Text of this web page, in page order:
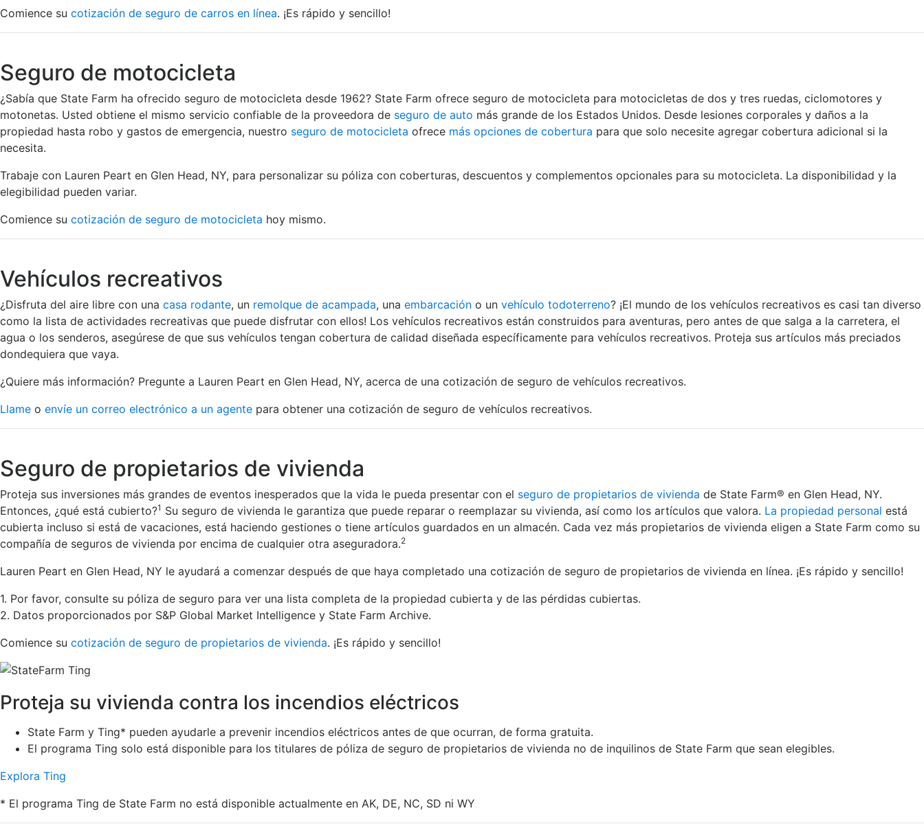
Comience su cotización de seguro de carros en línea. ¡Es rápido y sencillo!
Seguro de motocicleta
¿Sabía que State Farm ha ofrecido seguro de motocicleta desde 1962? State Farm ofrece seguro de motocicleta para motocicletas de dos y tres ruedas, ciclomotores y
motonetas. Usted obtiene el mismo servicio confiable de la proveedora de seguro de auto más grande de los Estados Unidos. Desde lesiones corporales y daños a la
propiedad hasta robo y gastos de emergencia, nuestro seguro de motocicleta ofrece más opciones de cobertura para que solo necesite agregar cobertura adicional si la
necesita.
Trabaje con Lauren Peart en Glen Head, NY, para personalizar su póliza con coberturas, descuentos y complementos opcionales para su motocicleta. La disponibilidad y la
elegibilidad pueden variar.
Comience su cotización de seguro de motocicleta hoy mismo.
Vehículos recreativos
¿Disfruta del aire libre con una casa rodante, un remolque de acampada, una embarcación o un vehículo todoterreno? ¡El mundo de los vehículos recreativos es casi tan diverso
como la lista de actividades recreativas que puede disfrutar con ellos! Los vehículos recreativos están construidos para aventuras, pero antes de que salga a la carretera, el
agua o los senderos, asegúrese de que sus vehículos tengan cobertura de calidad diseñada específicamente para vehículos recreativos. Proteja sus artículos más preciados
dondequiera que vaya.
¿Quiere más información? Pregunte a Lauren Peart en Glen Head, NY, acerca de una cotización de seguro de vehículos recreativos.
Llame o envíe un correo electrónico a un agente para obtener una cotización de seguro de vehículos recreativos.
Seguro de propietarios de vivienda
Proteja sus inversiones más grandes de eventos inesperados que la vida le pueda presentar con el seguro de propietarios de vivienda de State Farm® en Glen Head, NY.
Entonces, ¿qué está cubierto?1 Su seguro de vivienda le garantiza que puede reparar o reemplazar su vivienda, así como los artículos que valora. La propiedad personal está
cubierta incluso si está de vacaciones, está haciendo gestiones o tiene artículos guardados en un almacén. Cada vez más propietarios de vivienda eligen a State Farm como su
compañía de seguros de vivienda por encima de cualquier otra aseguradora.2
Lauren Peart en Glen Head, NY le ayudará a comenzar después de que haya completado una cotización de seguro de propietarios de vivienda en línea. ¡Es rápido y sencillo!
1. Por favor, consulte su póliza de seguro para ver una lista completa de la propiedad cubierta y de las pérdidas cubiertas.
2. Datos proporcionados por S&P Global Market Intelligence y State Farm Archive.
Comience su cotización de seguro de propietarios de vivienda. ¡Es rápido y sencillo!
Proteja su vivienda contra los incendios eléctricos
State Farm y Ting* pueden ayudarle a prevenir incendios eléctricos antes de que ocurran, de forma gratuita.
El programa Ting solo está disponible para los titulares de póliza de seguro de propietarios de vivienda no de inquilinos de State Farm que sean elegibles.
Explora Ting
* El programa Ting de State Farm no está disponible actualmente en AK, DE, NC, SD ni WY